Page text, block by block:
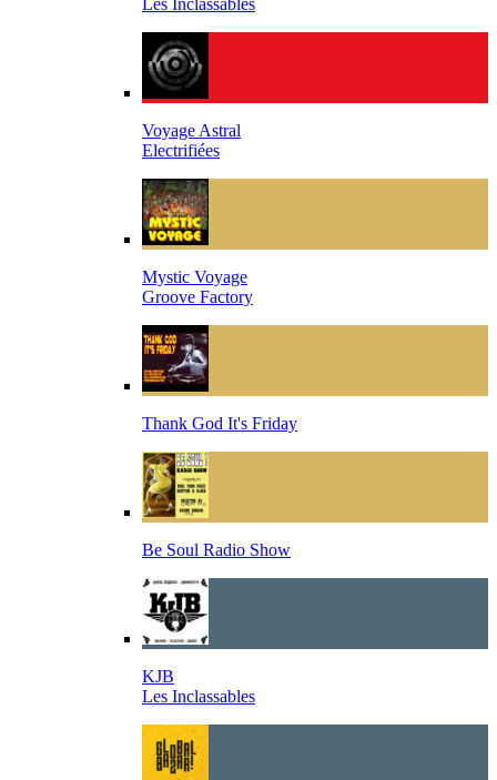
Les Inclassables
Voyage Astral
Electrifiées
Mystic Voyage
Groove Factory
Thank God It's Friday
Be Soul Radio Show
KJB
Les Inclassables